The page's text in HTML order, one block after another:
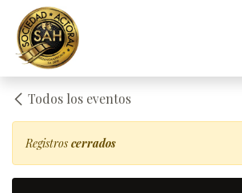
Ir al contenido
Todos los eventos
Registros cerrados